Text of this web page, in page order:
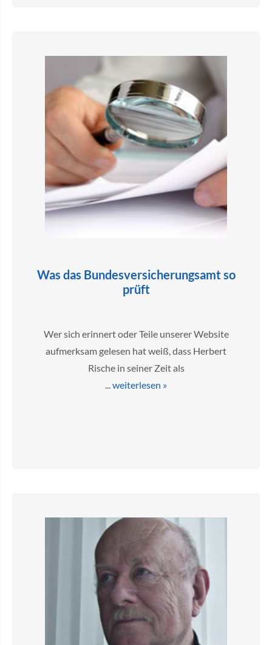
Was das Bundesversicherungsamt so
prüft
Wer sich erinnert oder Teile unserer Website
aufmerksam gelesen hat weiß, dass Herbert
Rische in seiner Zeit als
weiterlesen »